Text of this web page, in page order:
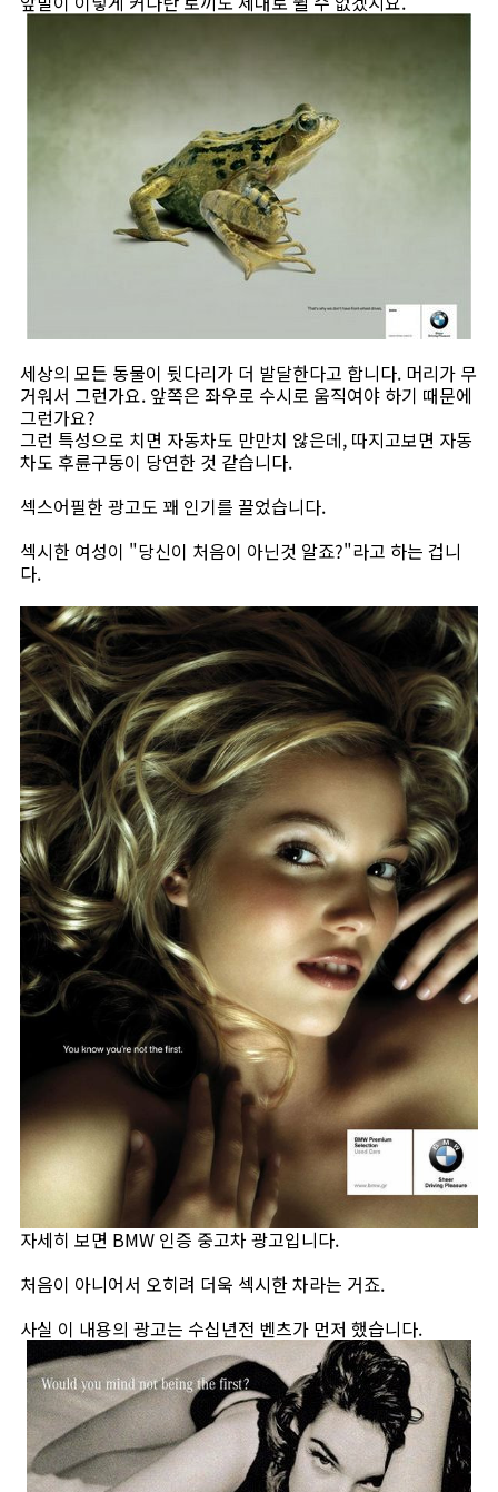
세상의 모든 동물이 뒷다리가 더 발달한다고 합니다. 머리가 무
거워서 그런가요. 앞쪽은 좌우로 수시로 움직여야 하기 때문에
그런가요?
그런 특성으로 치면 자동차도 만만치 않은데, 따지고보면 자동
차도 후륜구동이 당연한 것 같습니다.
섹스어필한 광고도 꽤 인기를 끌었습니다.
섹시한 여성이 "당신이 처음이 아닌것 알죠?"라고 하는 겁니
다.
자세히 보면 BMW 인증 중고차 광고입니다.
처음이 아니어서 오히려 더욱 섹시한 차라는 거죠.
사실 이 내용의 광고는 수십년전 벤츠가 먼저 했습니다.